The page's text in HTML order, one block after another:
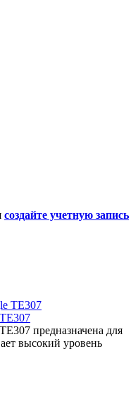
создайте учетную запись
предназначена для
высокий уровень